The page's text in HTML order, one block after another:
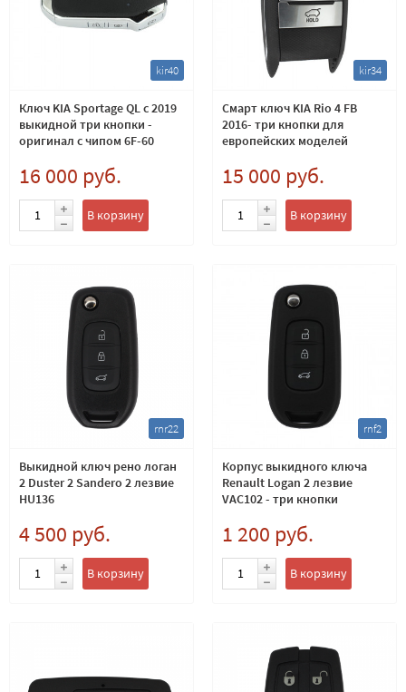
kir40
Ключ KIA Sportage QL c 2019
выкидной три кнопки -
оригинал с чипом 6F-60
16 000 руб.
В корзину
kir34
Смарт ключ KIA Rio 4 FB
2016- три кнопки для
европейских моделей
15 000 руб.
В корзину
rnr22
Выкидной ключ рено логан
2 Duster 2 Sandero 2 лезвие
HU136
4 500 руб.
В корзину
rnf2
Корпус выкидного ключа
Renault Logan 2 лезвие
VAC102 - три кнопки
1 200 руб.
В корзину